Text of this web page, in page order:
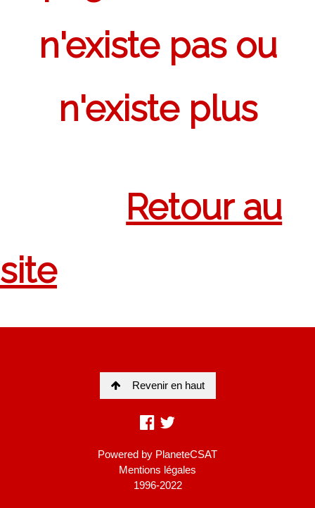
Revenir en haut
Powered by PlaneteCSAT
Mentions légales
1996-2022